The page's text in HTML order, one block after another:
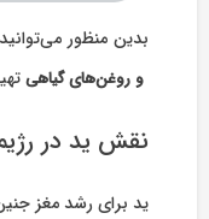
بدین منظور
و روغن‌های گیاهی
نقش ید در
ید برای رشد مغز